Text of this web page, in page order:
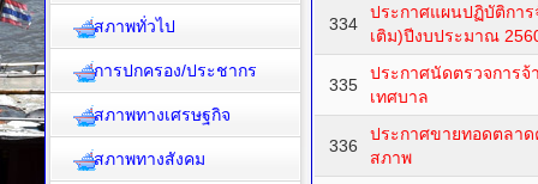
334
ประกาศแผนปฏิบัติการ
เติม)ปีงบประมาณ
335
ประกาศนัดตรวจการจ้
เทศบาล
336
ประกาศขายทอดตลา
สภาพ
สภาพทั่วไป
การปกครอง/ประชากร
สภาพทางเศรษฐกิจ
สภาพทางสังคม